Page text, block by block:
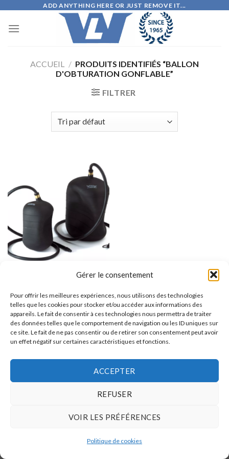
Gérer le consentement
Pour offrir les meilleures expériences, nous utilisons des technologies
telles que les cookies pour stocker et/ou accéder aux informations des
appareils. Le fait de consentir à ces technologies nous permettra de traiter
des données telles que le comportement de navigation ou les ID uniques sur
ce site. Le fait de ne pas consentir ou de retirer son consentement peut avoir
un effet négatif sur certaines caractéristiques et fonctions.
ACCEPTER
REFUSER
VOIR LES PRÉFÉRENCES
Politique de cookies
content
ADD ANYTHING HERE OR JUST REMOVE IT...
ACCUEIL / PRODUITS IDENTIFIÉS “BALLON
D'OBTURATION GONFLABLE”
FILTRER
Ballon Obturateur d’égout DTB